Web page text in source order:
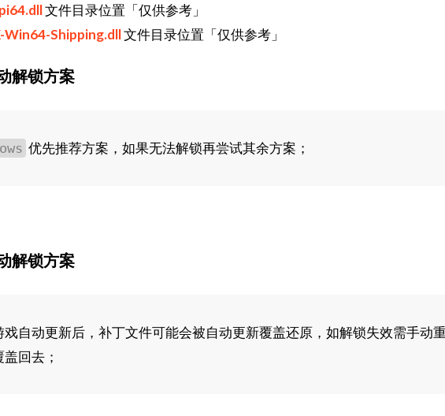
文件目录位置「仅供参考」
Win64-Shipping.dll文件目录位置「仅供参考」
解锁方案
优先推荐方案，如果无法解锁再尝试其余方案；
解锁方案
戏自动更新后，补丁文件可能会被自动更新覆盖还原，如解锁失效需手动
回去；